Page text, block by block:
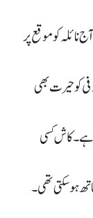
نائلہ کو موقع پر
کو حیرت بھی
ہے۔ کاش کسی
ہو سکتی تھی۔